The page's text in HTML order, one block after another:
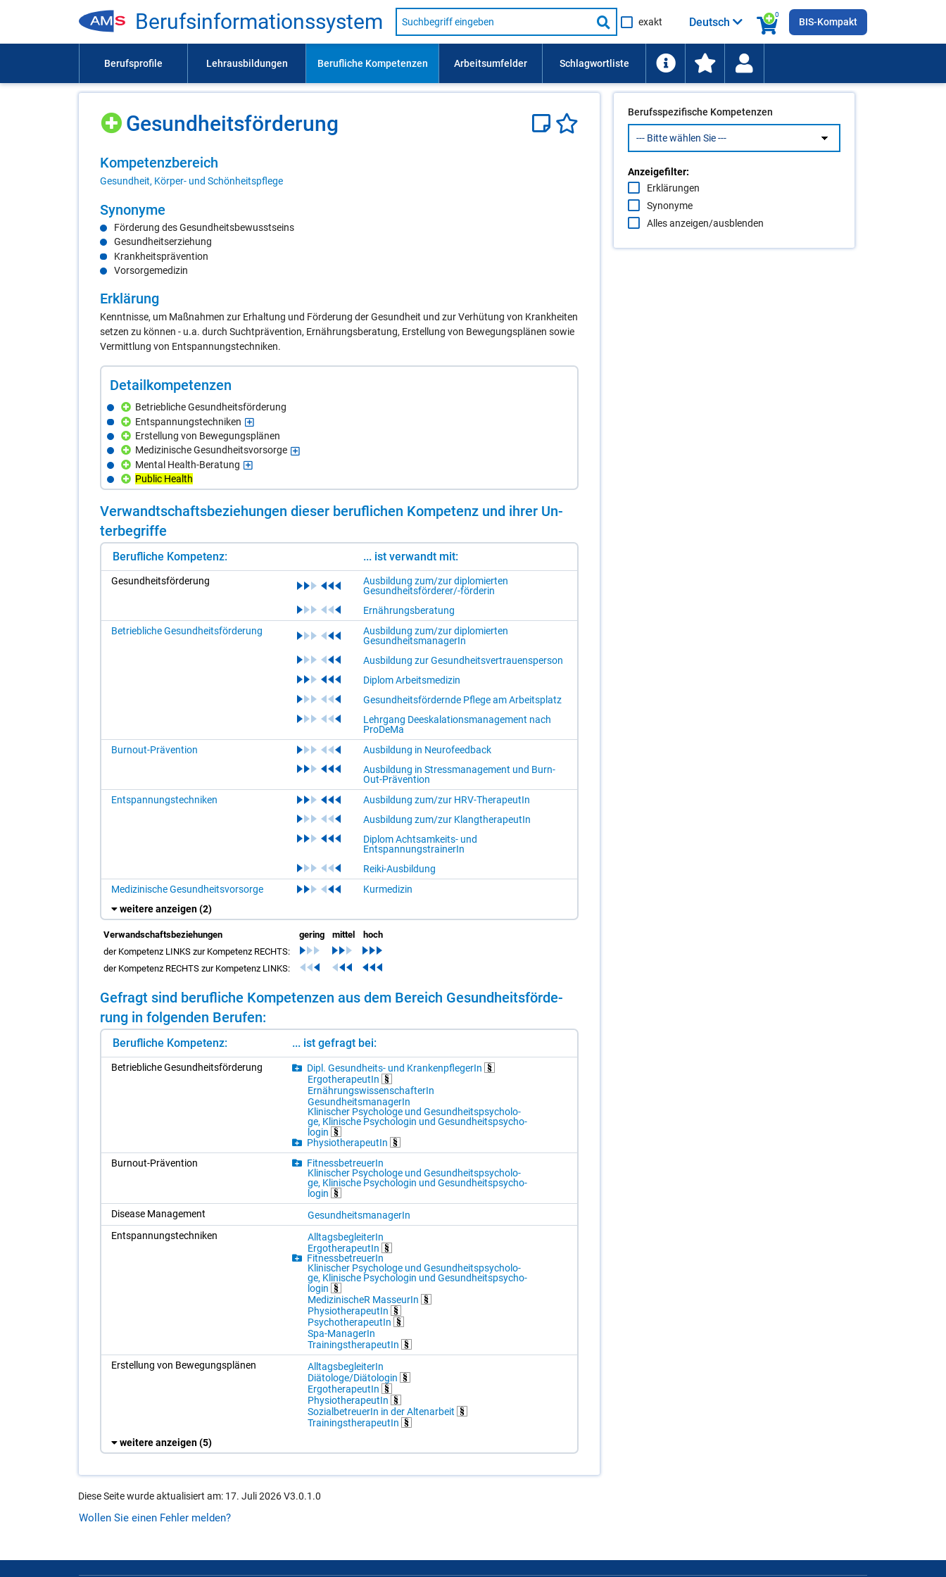
Be­rufs­in­for­ma­ti­ons­sys­tem
Suche
nach
Lehrausbildung,
usw.
Suche
starten
exakt
0
Deutsch BIS-Kompakt
Ge­sund­heits­för­de­rung
Kom­pe­tenz­be­reich
Gesundheit, Körper- und Schönheitspflege
Syn­ony­me
Förderung des Gesundheitsbewusstseins
Gesundheitserziehung
Krankheitsprävention
Vorsorgemedizin
Er­klä­rung
Kenntnisse, um Maßnahmen zur Erhaltung und Förderung der Gesundheit und zur Verhütung von Krankheiten
setzen zu können - u.a. durch Suchtprävention, Ernährungsberatung, Erstellung von Bewegungsplänen sowie
Vermittlung von Entspannungstechniken.
De­tail­kom­pe­ten­zen
Betriebliche Gesundheitsförderung
Entspannungstechniken
Erstellung von Bewegungsplänen
Medizinische Gesundheitsvorsorge
Mental Health-Beratung
Public Health
Ver­wandt­schafts­be­zie­hun­gen die­ser be­ruf­li­chen Kom­pe­tenz und ih­rer Un­
ter­be­grif­fe
Berufliche Kompetenz: ... ist verwandt mit:
Ge­sund­heits­för­de­rung
Ausbildung zum/zur diplomierten
Gesundheitsförderer/-förderin
Ernährungsberatung
Betriebliche Gesundheitsförderung
Ausbildung zum/zur diplomierten
GesundheitsmanagerIn
Ausbildung zur Gesundheitsvertrauensperson
Diplom Arbeitsmedizin
Gesundheitsfördernde Pflege am Arbeitsplatz
Lehrgang Deeskalationsmanagement nach
ProDeMa
Burnout-Prävention
Ausbildung in Neurofeedback
Ausbildung in Stressmanagement und Burn-
Out-Prävention
Entspannungstechniken
Ausbildung zum/zur HRV-TherapeutIn
Ausbildung zum/zur KlangtherapeutIn
Diplom Achtsamkeits- und
EntspannungstrainerIn
Reiki-Ausbildung
Medizinische Gesundheitsvorsorge
Kurmedizin
weitere anzeigen(2)
Verwandschaftsbeziehungen gering mittel
hoch
der Kompetenz LINKS zur Kompetenz RECHTS:
der Kompetenz RECHTS zur Kompetenz LINKS:
Ge­fragt sind be­ruf­li­che Kom­pe­ten­zen aus dem Be­reich Ge­sund­heits­för­de­
rung in fol­gen­den Be­ru­fen:
Berufliche Kompetenz: ... ist gefragt bei:
Be­trieb­li­che Ge­sund­heits­för­de­rung
Dipl. Ge­sund­heits- und Kran­ken­pfle­ge­rIn
Er­go­the­ra­peu­tIn
Er­näh­rungs­wis­sen­schaf­te­rIn
Ge­sund­heits­ma­na­ge­rIn
Kli­ni­scher Psy­cho­lo­ge und Ge­sund­heits­psy­cho­lo­
ge, Kli­ni­sche Psy­cho­lo­gin und Ge­sund­heits­psy­cho­
lo­gin
Phy­sio­the­ra­peu­tIn
Bur­nout-Prä­ven­ti­on
Fit­ness­be­treue­rIn
Kli­ni­scher Psy­cho­lo­ge und Ge­sund­heits­psy­cho­lo­
ge, Kli­ni­sche Psy­cho­lo­gin und Ge­sund­heits­psy­cho­
lo­gin
Di­sea­se Ma­nage­ment
Ge­sund­heits­ma­na­ge­rIn
Ent­span­nungs­tech­ni­ken
All­tags­be­glei­te­rIn
Er­go­the­ra­peu­tIn
Fit­ness­be­treue­rIn
Kli­ni­scher Psy­cho­lo­ge und Ge­sund­heits­psy­cho­lo­
ge, Kli­ni­sche Psy­cho­lo­gin und Ge­sund­heits­psy­cho­
lo­gin
Me­di­zi­ni­scheR Mas­seu­rIn
Phy­sio­the­ra­peu­tIn
Psy­cho­the­ra­peu­tIn
Spa-Ma­na­ge­rIn
Trai­nings­the­ra­peu­tIn
Er­stel­lung von Be­we­gungs­plä­nen
All­tags­be­glei­te­rIn
Diä­to­lo­ge/​Diä­to­lo­gin
Er­go­the­ra­peu­tIn
Phy­sio­the­ra­peu­tIn
So­zi­al­be­treue­rIn in der Al­ten­ar­beit
Trai­nings­the­ra­peu­tIn
weitere anzeigen(5)
Berufsspezifische Kompetenzen
Anzeigefilter:
Erklärungen
Synonyme
Alles anzeigen/ausblenden
Diese Seite wurde aktualisiert am: 17. Juli 2026 V3.0.1.0
Wollen Sie einen Fehler melden?